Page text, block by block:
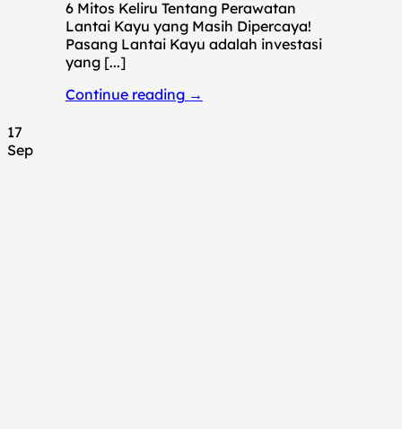
6 Mitos Keliru Tentang Perawatan
Lantai Kayu yang Masih Dipercaya!
Pasang Lantai Kayu adalah investasi
yang [...]
Continue reading →
17
Sep